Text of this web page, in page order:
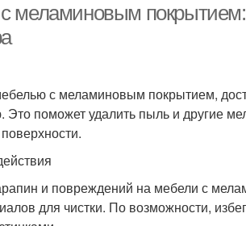
меламиновым
с меламиновым покрытием,
Это поможет удалить пыль и другие
и повреждений на мебели с
для чистки. По возможности,